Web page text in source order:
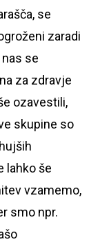
se
zaradi
se
za zdravje
ozavestili,
skupine so
lahko še
vzamemo,
smo npr.